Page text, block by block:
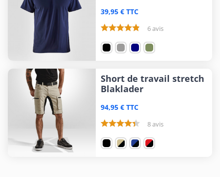
39,95 € TTC
6 avis
Short de travail stretch
Blaklader
94,95 € TTC
8 avis